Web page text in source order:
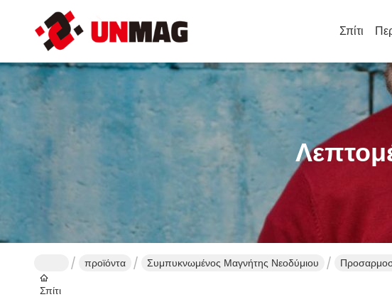
Σπίτι
Σπίτι
προϊόντα Συμπυκνωμένος Μαγνήτης Νεοδύμιου